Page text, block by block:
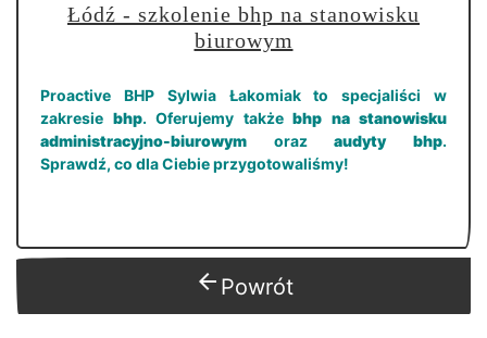
Łódź - szkolenie bhp na stanowisku
biurowym
Proactive BHP Sylwia Łakomiak to specjaliści w
zakresie bhp. Oferujemy także bhp na stanowisku
administracyjno-biurowym orazaudyty bhp.
Sprawdź, co dla Ciebie przygotowaliśmy!
arrow_back Powrót